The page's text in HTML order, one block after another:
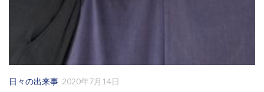
日々の出来事 2020年7月14日